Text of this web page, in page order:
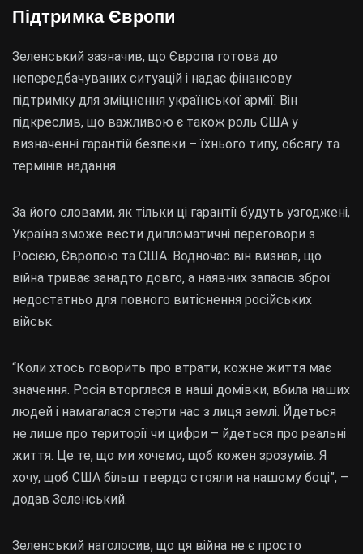
Підтримка Європи
Зеленський зазначив, що Європа готова до
непередбачуваних ситуацій і надає фінансову
підтримку для зміцнення української армії. Він
підкреслив, що важливою є також роль США у
визначенні гарантій безпеки – їхнього типу, обсягу та
термінів надання.
За його словами, як тільки ці гарантії будуть узгоджені,
Україна зможе вести дипломатичні переговори з
Росією, Європою та США. Водночас він визнав, що
війна триває занадто довго, а наявних запасів зброї
недостатньо для повного витіснення російських
військ.
“Коли хтось говорить про втрати, кожне життя має
значення. Росія вторглася в наші домівки, вбила наших
людей і намагалася стерти нас з лиця землі. Йдеться
не лише про території чи цифри – йдеться про реальні
життя. Це те, що ми хочемо, щоб кожен зрозумів. Я
хочу, щоб США більш твердо стояли на нашому боці”, –
додав Зеленський.
Зеленський наголосив, що ця війна не є просто